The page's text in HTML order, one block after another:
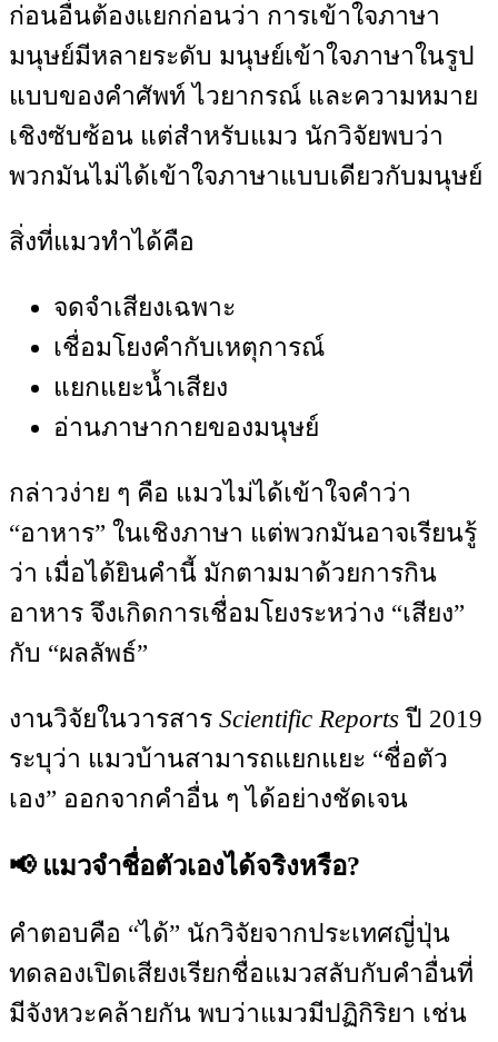
ก่อนอื่นต้องแยกก่อนว่า การเข้าใจภาษา
มนุษย์มีหลายระดับ มนุษย์เข้าใจภาษาในรูป
แบบของคำศัพท์ ไวยากรณ์ และความหมาย
เชิงซับซ้อน แต่สำหรับแมว นักวิจัยพบว่า
พวกมันไม่ได้เข้าใจภาษาแบบเดียวกับมนุษย์
สิ่งที่แมวทำได้คือ
จดจำเสียงเฉพาะ
เชื่อมโยงคำกับเหตุการณ์
แยกแยะน้ำเสียง
อ่านภาษากายของมนุษย์
กล่าวง่าย ๆ คือ แมวไม่ได้เข้าใจคำว่า
“อาหาร” ในเชิงภาษา แต่พวกมันอาจเรียนรู้
ว่า เมื่อได้ยินคำนี้ มักตามมาด้วยการกิน
อาหาร จึงเกิดการเชื่อมโยงระหว่าง “เสียง”
กับ “ผลลัพธ์”
งานวิจัยในวารสาร Scientific Reports ปี 2019
ระบุว่า แมวบ้านสามารถแยกแยะ “ชื่อตัว
เอง” ออกจากคำอื่น ๆ ได้อย่างชัดเจน
📢 แมวจำชื่อตัวเองได้จริงหรือ?
คำตอบคือ “ได้” นักวิจัยจากประเทศญี่ปุ่น
ทดลองเปิดเสียงเรียกชื่อแมวสลับกับคำอื่นที่
มีจังหวะคล้ายกัน พบว่าแมวมีปฏิกิริยา เช่น